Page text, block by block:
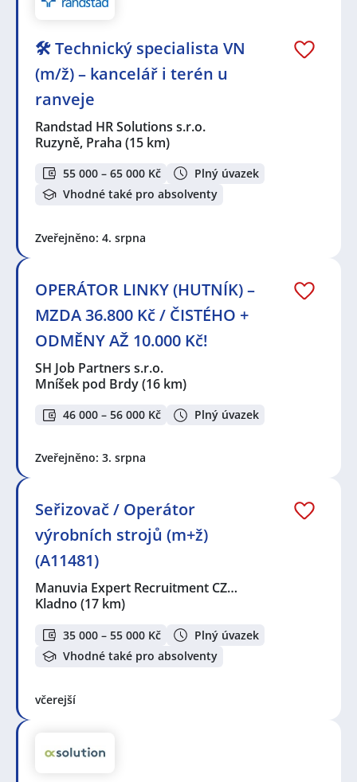
🛠️ Technický specialista VN
(m/ž) – kancelář i terén u
ranveje
Randstad HR Solutions s.r.o.
Ruzyně, Praha (15 km)
55 000 – 65 000 Kč
Plný úvazek
Vhodné také pro absolventy
Zveřejněno: 4. srpna
OPERÁTOR LINKY (HUTNÍK) –
MZDA 36.800 Kč / ČISTÉHO +
ODMĚNY AŽ 10.000 Kč!
SH Job Partners s.r.o.
Mníšek pod Brdy(16 km)
46 000 – 56 000 Kč Plný úvazek
Zveřejněno: 3. srpna
Seřizovač / Operátor
výrobních strojů (m+ž)
(A11481)
Manuvia Expert Recruitment CZ…
Kladno (17 km)
35 000 – 55 000 Kč
Plný úvazek
Vhodné také pro absolventy
včerejší